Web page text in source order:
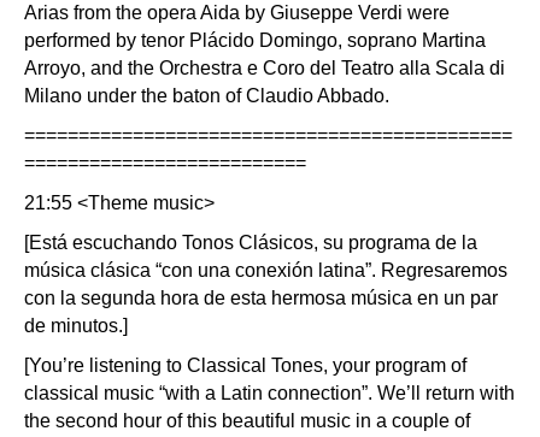
Arias from the opera Aida by Giuseppe Verdi were
performed by tenor Plácido Domingo, soprano Martina
Arroyo, and the Orchestra e Coro del Teatro alla Scala di
Milano under the baton of Claudio Abbado.
=============================================
==========================
21:55 <Theme music>
[Está escuchando Tonos Clásicos, su programa de la
música clásica “con una conexión latina”. Regresaremos
con la segunda hora de esta hermosa música en un par
de minutos.]
[You’re listening to Classical Tones, your program of
classical music “with a Latin connection”. We’ll return with
the second hour of this beautiful music in a couple of